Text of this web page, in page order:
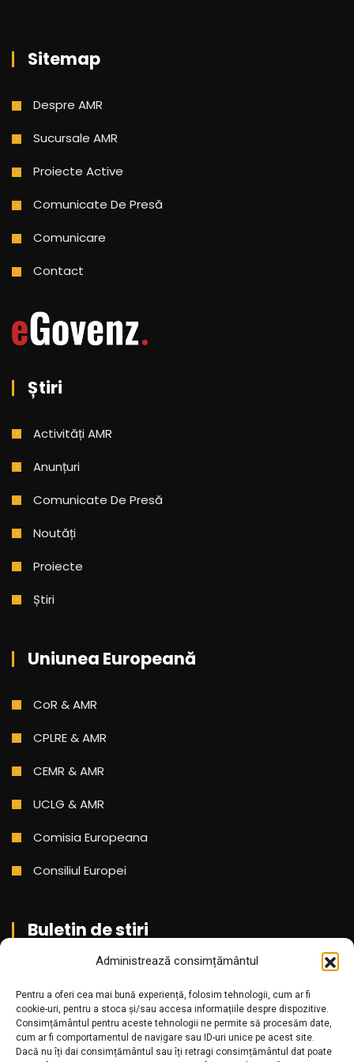
Administrează consimțământul
Pentru a oferi cea mai bună experiență, folosim tehnologii, cum ar fi
cookie-uri, pentru a stoca și/sau accesa informațiile despre dispozitive.
Consimțământul pentru aceste tehnologii ne permite să procesăm date,
cum ar fi comportamentul de navigare sau ID-uri unice pe acest site.
Dacă nu îți dai consimțământul sau îți retragi consimțământul dat poate
Sitemap
Despre AMR
Sucursale AMR
Proiecte Active
Comunicate De Presă
Comunicare
Contact
Știri
Activități AMR
Anunțuri
Comunicate De Presă
Noutăți
Proiecte
Știri
Uniunea Europeană
CoR & AMR
CPLRE & AMR
CEMR & AMR
UCLG & AMR
Comisia Europeana
Consiliul Europei
Buletin de stiri
Aboneaza-te pentru a primi cele mai noi stiri din partea
noastra!